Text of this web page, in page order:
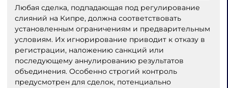
Любая сделка, подпадающая под регулирование
слияний на Кипре, должна соответствовать
установленным ограничениям и предварительным
условиям. Их игнорирование приводит к отказу в
регистрации, наложению санкций или
последующему аннулированию результатов
объединения. Особенно строгий контроль
предусмотрен для сделок, потенциально